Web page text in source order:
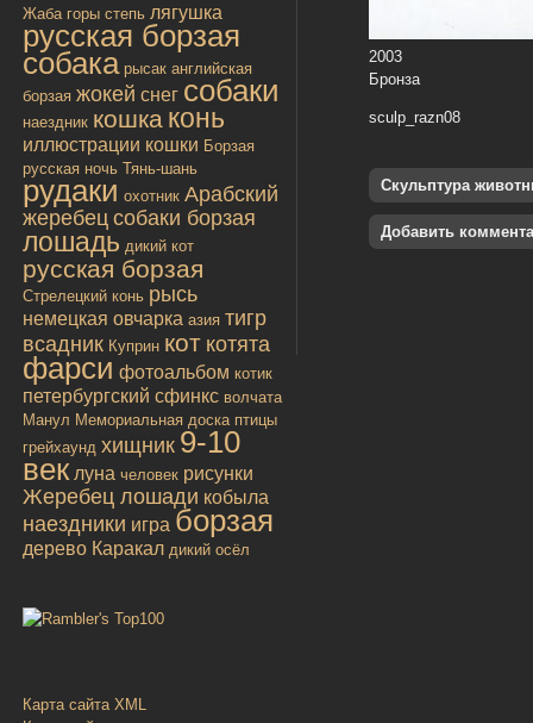
Жаба горы степь лягушка
русская борзая
собака рысак английская
борзая жокей снег собаки
наездник кошка конь
иллюстрации кошки Борзая
русская ночь Тянь-шань
рудаки охотник Арабский
жеребец собаки борзая
лошадь дикий кот
русская борзая
Стрелецкий конь рысь
немецкая овчарка азия тигр
всадник Куприн кот котята
фарси фотоальбом котик
петербургский сфинкс волчата
Манул Мемориальная доска птицы
грейхаунд хищник 9-10
век луна человек рисунки
Жеребец лошади кобыла
наездники игра борзая
дерево Каракал дикий осёл
Карта сайта XML
2003
Бронза
sculp_razn08
Скульптура
Добавить